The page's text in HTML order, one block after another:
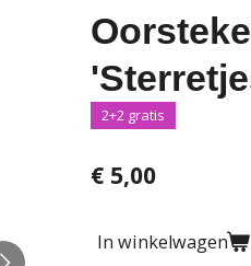
2+2 gratis
€ 5,00
In winkelwagen